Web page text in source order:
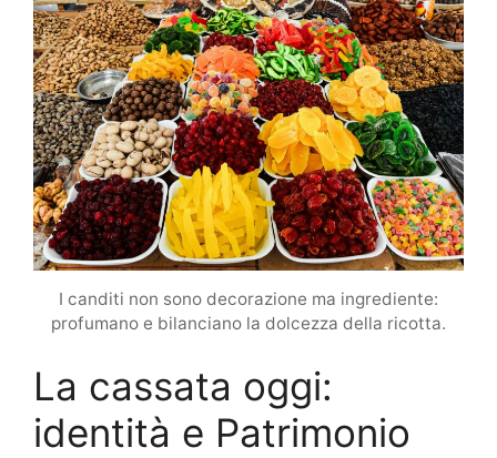
I canditi non sono decorazione ma ingrediente:
profumano e bilanciano la dolcezza della ricotta.
La cassata oggi:
identità e Patrimonio